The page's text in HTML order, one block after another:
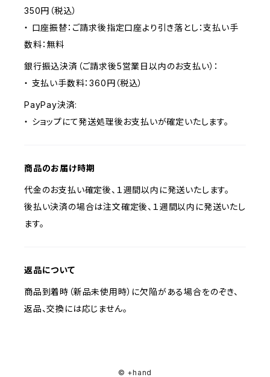
350円（税込）
・ 口座振替：ご請求後指定口座より引き落とし：支払い手
数料：無料
銀行振込決済（ご請求後5営業日以内のお支払い）：
・ 支払い手数料：360円（税込）
PayPay決済:
・ ショップにて発送処理後お支払いが確定いたします。
商品のお届け時期
代金のお支払い確定後、１週間以内に発送いたします。
後払い決済の場合は注文確定後、１週間以内に発送いたし
ます。
返品について
商品到着時（新品未使用時）に欠陥がある場合をのぞき、
返品、交換には応じません。
© +hand